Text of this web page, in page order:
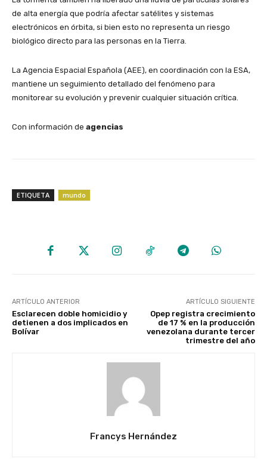
de alta energía que podría afectar satélites y sistemas
electrónicos en órbita, si bien esto no representa un riesgo
biológico directo para las personas en la Tierra.
​La Agencia Espacial Española (AEE), en coordinación con la ESA,
mantiene un seguimiento detallado del fenómeno para
monitorear su evolución y prevenir cualquier situación crítica.
​Con información de agencias
ETIQUETA mundo
ARTÍCULO ANTERIOR
Esclarecen doble homicidio y
detienen a dos implicados en
Bolívar
ARTÍCULO SIGUIENTE
Opep registra crecimiento
de 17 % en la producción
venezolana durante tercer
trimestre del año
Francys Hernández